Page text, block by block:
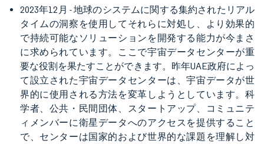
2023年12月 - 地球のシステムに関する集約されたリアル
タイムの洞察を使用してそれらに対処し、より効果的
で持続可能なソリューションを開発する能力が今まさ
に求められています。ここで宇宙データセンターが重
要な役割を果たすことができます。昨年UAE政府によっ
て設立された宇宙データセンターは、宇宙データが世
界的に使用される方法を変革しようとしています。科
学者、公共・民間団体、スタートアップ、コミュニテ
ィメンバーに衛星データへのアクセスを提供すること
で、センターは国家的および世界的な課題を理解し対